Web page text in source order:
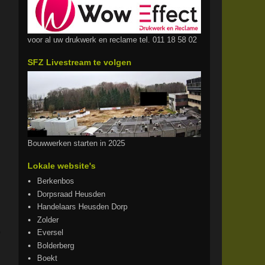
voor al uw drukwerk en reclame tel. 011 18 58 02
SFZ Livestream te volgen
Bouwwerken starten in 2025
Lokale website's
Berkenbos
Dorpsraad Heusden
Handelaars Heusden Dorp
Zolder
Eversel
Bolderberg
Boekt